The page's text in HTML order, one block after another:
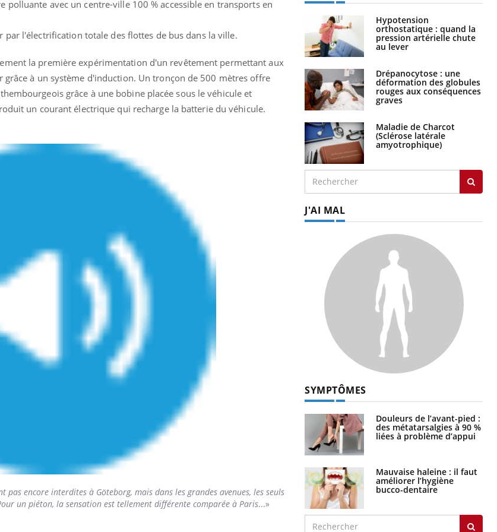
polluante avec un centre-ville 100 % accessible en transports en
par l'électrification totale des flottes de bus dans la ville.
la première expérimentation d'un revêtement permettant aux
grâce à un système d'induction. Un tronçon de 500 mètres offre
grâce à une bobine placée sous le véhicule et
un courant électrique qui recharge la batterie du véhicule.
pas encore interdites à Göteborg, mais dans les grandes avenues, les seuls
un piéton, la sensation est tellement différente comparée à Paris...»
Hypotension
orthostatique : quand la
pression artérielle chute
au lever
Drépanocytose : une
déformation des globules
rouges aux conséquences
graves
Maladie de Charcot
(Sclérose latérale
amyotrophique)
J'AI MAL
SYMPTÔMES
Douleurs de l’avant-pied :
des métatarsalgies à 90 %
liées à problème d’appui
Mauvaise haleine : il faut
améliorer l’hygiène
bucco-dentaire